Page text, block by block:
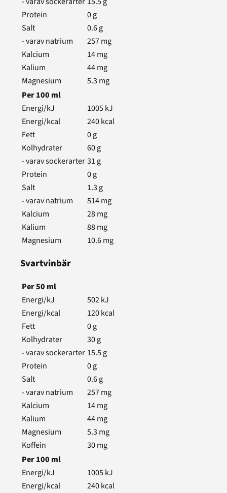
Protein
0g
Salt
0.6g
- varav natrium
257mg
Kalcium
14mg
Kalium
44mg
Magnesium
5.3 mg
Per100 ml
Energi/kJ
1005kJ
Energi/kcal
240kcal
Fett
0g
Kolhydrater
60g
- varav sockerarter31 g
Protein
0g
Salt
1.3 g
- varav natrium
514mg
Kalcium
28mg
Kalium
88mg
Magnesium
10.6mg
Svartvinbär
Per50 ml
Energi/kJ
502kJ
Energi/kcal
120kcal
Fett
0g
Kolhydrater
30g
- varav sockerarter 15.5g
Protein
0g
Salt
0.6g
- varav natrium
257mg
Kalcium
14mg
Kalium
44mg
Magnesium
5.3 mg
Koffein
30mg
Per100 ml
Energi/kJ
1005kJ
Energi/kcal
240kcal